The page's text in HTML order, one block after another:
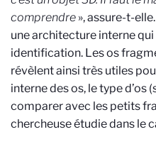
comprendre », assure-t-
une architecture interne
identification. Les os
révèlent ainsi très utiles
interne des os, le type d’os
comparer avec les petits
chercheuse étudie dans le